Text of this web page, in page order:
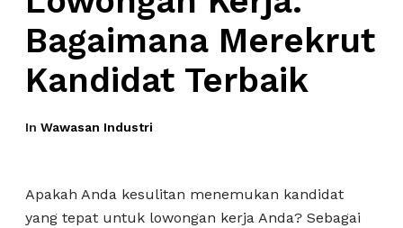
Bagaimana Merekrut
Kandidat Terbaik
In Wawasan Industri
Apakah Anda kesulitan menemukan kandidat
yang tepat untuk lowongan kerja Anda? Sebagai